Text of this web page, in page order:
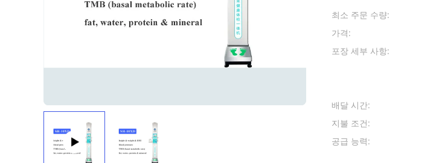
최소 주문 수량:
가격:
포장 세부 사항:
배달 시간:
지불 조건:
공급 능력: